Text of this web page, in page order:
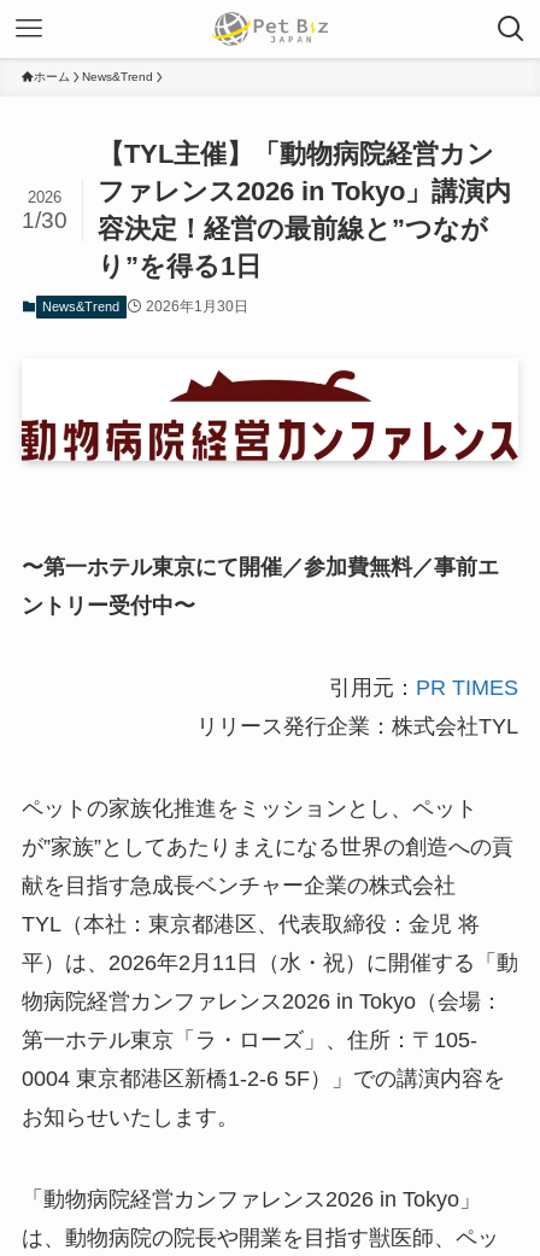
ホーム News&Trend
【TYL主催】「動物病院経営カン
ファレンス2026 in Tokyo」講演内
容決定！経営の最前線と”つなが
り”を得る1日
2026
1/30
News&Trend 2026年1月30日
〜第一ホテル東京にて開催／参加費無料／事前エ
ントリー受付中〜
引用元： PR TIMES
リリース発行企業：株式会社TYL
ペットの家族化推進をミッションとし、ペット
が”家族”としてあたりまえになる世界の創造への貢
献を目指す急成長ベンチャー企業の株式会社
TYL（本社：東京都港区、代表取締役：金児 将
平）は、2026年2月11日（水・祝）に開催する「動
物病院経営カンファレンス2026 in Tokyo（会場：
第一ホテル東京「ラ・ローズ」、住所：〒105-
0004 東京都港区新橋1-2-6 5F）」での講演内容を
お知らせいたします。
「動物病院経営カンファレンス2026 in Tokyo」
は、動物病院の院長や開業を目指す獣医師、ペッ